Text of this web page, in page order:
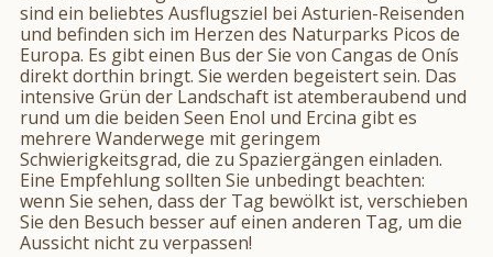
sind ein beliebtes Ausflugsziel bei Asturien-Reisenden
und befinden sich im Herzen des Naturparks Picos de
Europa. Es gibt einen Bus der Sie von Cangas de Onís
direkt dorthin bringt. Sie werden begeistert sein. Das
intensive Grün der Landschaft ist atemberaubend und
rund um die beiden Seen Enol und Ercina gibt es
mehrere Wanderwege mit geringem
Schwierigkeitsgrad, die zu Spaziergängen einladen.
Eine Empfehlung sollten Sie unbedingt beachten:
wenn Sie sehen, dass der Tag bewölkt ist, verschieben
Sie den Besuch besser auf einen anderen Tag, um die
Aussicht nicht zu verpassen!